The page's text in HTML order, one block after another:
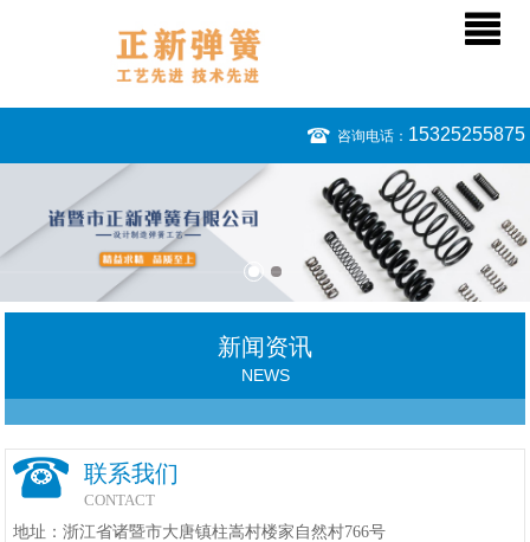
咨询电话： 15325255875
新闻资讯
NEWS
联系我们
CONTACT
地址：浙江省诸暨市大唐镇柱嵩村楼家自然村766号